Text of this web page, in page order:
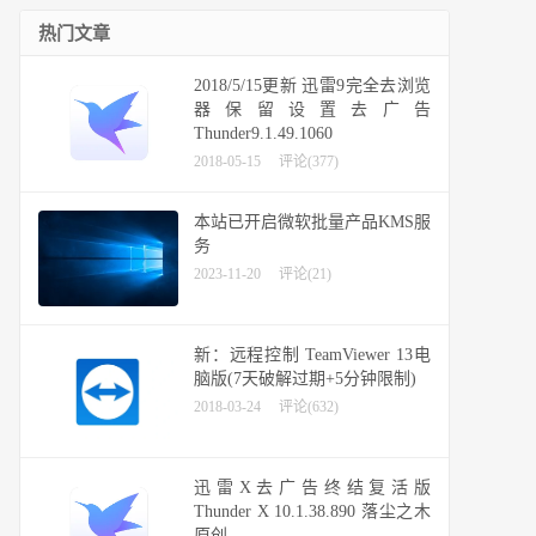
热门文章
2018/5/15更新 迅雷9完全去浏览
器保留设置去广告
Thunder9.1.49.1060
2018-05-15 评论(377)
本站已开启微软批量产品KMS服
务
2023-11-20 评论(21)
新：远程控制 TeamViewer 13电
脑版(7天破解过期+5分钟限制)
2018-03-24 评论(632)
迅雷X去广告终结复活版
Thunder X 10.1.38.890 落尘之木